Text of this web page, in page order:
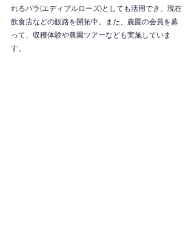
れるバラ(エディブルローズ)としても活用でき、現在
飲食店などの販路を開拓中。また、農園の会員を募
って、収穫体験や農園ツアーなども実施していま
す。